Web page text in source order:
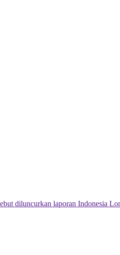
diluncurkan laporan Indonesia